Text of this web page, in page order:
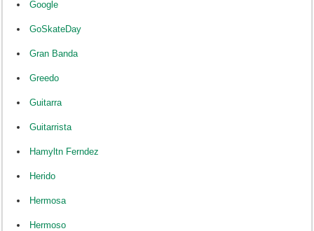
Google
GoSkateDay
Gran Banda
Greedo
Guitarra
Guitarrista
Hamyltn Ferndez
Herido
Hermosa
Hermoso